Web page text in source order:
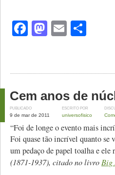
Facebook
Mastodon
Email
Cem anos de
PUBLICADO
9 de mar de 2011
ESCRITO POR
universofisico
“Foi de longe o evento mais
Foi quase tão incrível quanto se
um pedaço de papel toalha e ele
(1871-1937), citado no livro Big